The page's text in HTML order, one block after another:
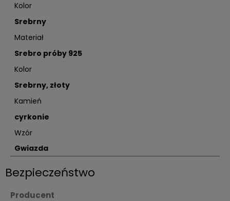
Kolor
Srebrny
Materiał
Srebro próby 925
Kolor
Srebrny, złoty
Kamień
cyrkonie
Wzór
Gwiazda
Bezpieczeństwo
Producent